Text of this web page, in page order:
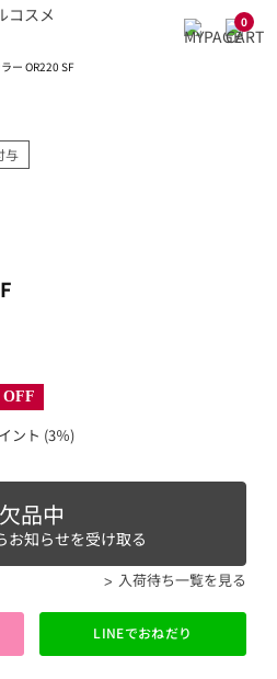
0
ー OR220 SF
与
ント (3％)
欠品中
お知らせを受け取る
入荷待ち一覧を見る
LINEでおねだり